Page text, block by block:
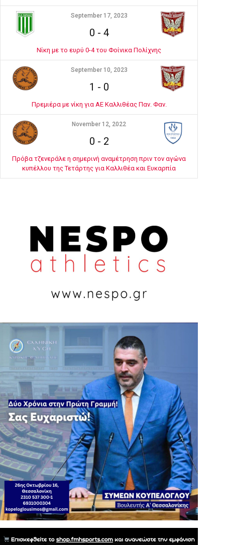
September 17, 2023
0 - 4
Νίκη με το ευρύ 0-4 του Φοίνικα Πολίχνης
September 10, 2023
1 - 0
Πρεμιέρα με νίκη για ΑΕ Καλλιθέας Παν. Φαν.
November 12, 2022
0 - 2
Πρόβα τζενεράλε η σημερινή αναμέτρηση πριν τον αγώνα
κυπέλλου της Τετάρτης για Καλλιθέα και Ευκαρπία